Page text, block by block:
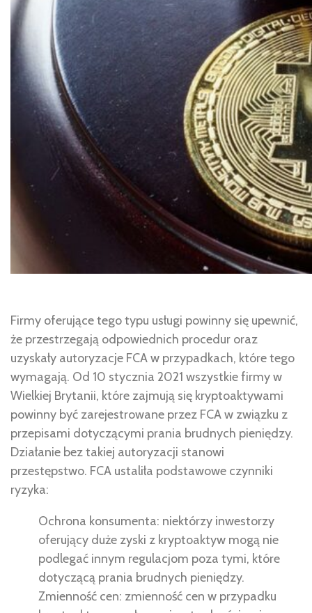
Firmy oferujące tego typu usługi powinny się upewnić,
że przestrzegają odpowiednich procedur oraz
uzyskały autoryzacje FCA w przypadkach, które tego
wymagają. Od 10 stycznia 2021 wszystkie firmy w
Wielkiej Brytanii, które zajmują się kryptoaktywami
powinny być zarejestrowane przez FCA w związku z
przepisami dotyczącymi prania brudnych pieniędzy.
Działanie bez takiej autoryzacji stanowi
przestępstwo. FCA ustaliła podstawowe czynniki
ryzyka:
Ochrona konsumenta: niektórzy inwestorzy
oferujący duże zyski z kryptoaktyw mogą nie
podlegać innym regulacjom poza tymi, które
dotyczącą prania brudnych pieniędzy.
Zmienność cen: zmienność cen w przypadku